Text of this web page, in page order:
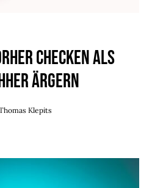
checken als
ärgern
Klepits